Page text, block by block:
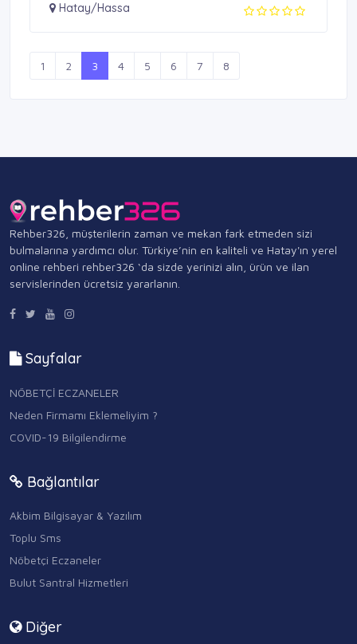
Hatay/Hassa
1 2 3 4 5 6 7 8
Rehber326, müşterilerin zaman ve mekan fark etmeden sizi
bulmalarına yardımcı olur. Türkiye’nin en kaliteli ve Hatay'ın yerel
online rehberi rehber326 ‘da sizde yerinizi alın, ürün ve ilan
servislerinden ücretsiz yararlanın.
Sayfalar
NÖBETÇİ ECZANELER
Neden Firmamı Eklemeliyim ?
COVID-19 Bilgilendirme
Bağlantılar
Akbim Bilgisayar & Yazılım
Toplu Sms
Nöbetçi Eczaneler
Bulut Santral Hizmetleri
Diğer